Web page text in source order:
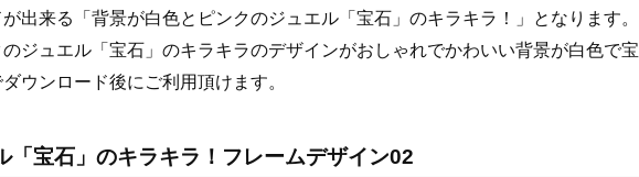
出来る「背景が白色とピンクのジュエル「宝石」のキラキラ！」となります。
ジュエル「宝石」のキラキラのデザインがおしゃれでかわいい背景が白色で宝
ウンロード後にご利用頂けます。
「宝石」のキラキラ！フレームデザイン02